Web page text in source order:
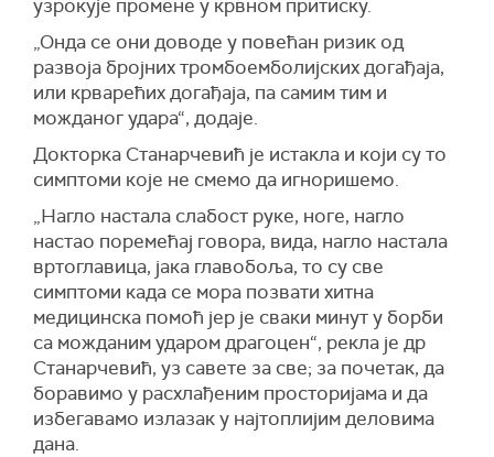
узрокује промене у крвном притиску.
„Онда се они доводе у повећан ризик од
развоја бројних тромбоемболијских догађаја,
или крварећих догађаја, па самим тим и
можданог удара“, додаје.
Докторка Станарчевић је истакла и који су то
симптоми које не смемо да игноришемо.
„Нагло настала слабост руке, ноге, нагло
настао поремећај говора, вида, нагло настала
вртоглавица, јака главобоља, то су све
симптоми када се мора позвати хитна
медицинска помоћ јер је сваки минут у борби
са можданим ударом драгоцен“, рекла је др
Станарчевић, уз савете за све; за почетак, да
боравимо у расхлађеним просторијама и да
избегавамо излазак у најтоплијим деловима
дана.